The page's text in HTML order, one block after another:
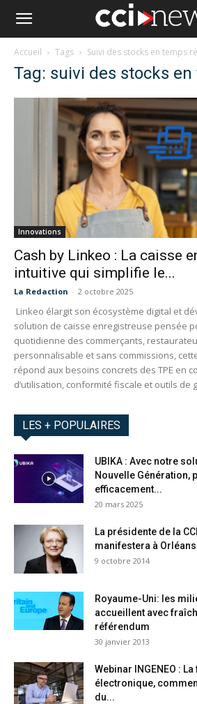
Accueil Tags Suivi des stocks en temps
Tag: suivi des stocks en
Innovations
Cash by Linkeo : La caisse
intuitive qui simplifie le...
La Redaction - 2 octobre 2025
Linkeo élargit son écosystème digital et
solution de caisse enregistreuse pensée
quotidienne des commerçants,
personnalisable et sans commissions,
répond aux besoins concrets des TPE en
d’utilisation, conformité fiscale et outils de
LES + POPULAIRES
UBIKA : Avec notre
Nouvelle Génération,
efficacement...
20 mars 2025
La présidente de la
manifestera à
9 octobre 2014
Royaume-Uni: les
accueillent avec
référendum
30 janvier 2013
Webinar INGENEO :
électronique,
du...